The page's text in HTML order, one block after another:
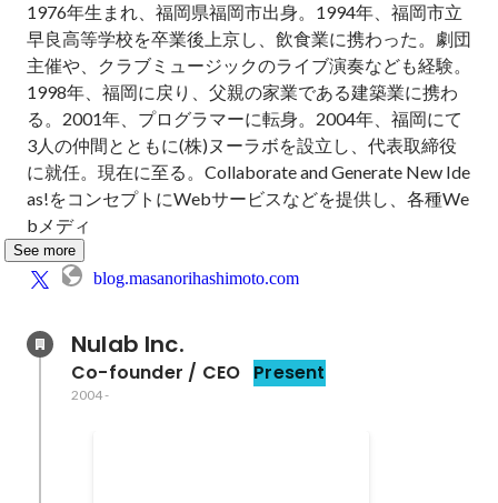
1976年生まれ、福岡県福岡市出身。1994年、福岡市立
早良高等学校を卒業後上京し、飲食業に携わった。劇団
主催や、クラブミュージックのライブ演奏なども経験。
1998年、福岡に戻り、父親の家業である建築業に携わ
る。2001年、プログラマーに転身。2004年、福岡にて
3人の仲間とともに(株)ヌーラボを設立し、代表取締役
に就任。現在に至る。Collaborate and Generate New Ide
as!をコンセプトにWebサービスなどを提供し、各種We
bメディ
See more
blog.masanorihashimoto.com
Nulab Inc.
Co-founder / CEO Present
2004-